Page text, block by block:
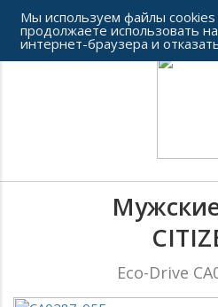
Сеть часовых
Eco-Drive
Мы используем файлы
продолжаете использовать
интернет-браузера и